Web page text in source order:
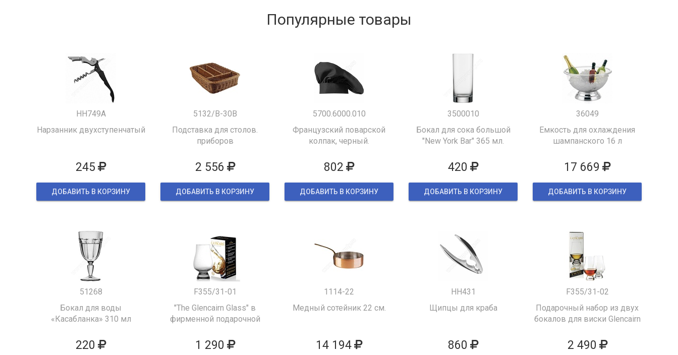
Популярные товары
HH749A
Нарзанник двухступенчатый
245
ДОБАВИТЬ В КОРЗИНУ
5132/B-30B
Подставка для столов.
приборов
2 556
ДОБАВИТЬ В КОРЗИНУ
5700.6000.010
Французский поварской
колпак, черный.
802
ДОБАВИТЬ В КОРЗИНУ
3500010
Бокал для сока большой
"New York Bar" 365 мл.
420
ДОБАВИТЬ В КОРЗИНУ
36049
Емкость для охлаждения
шампанского 16 л
17 669
ДОБАВИТЬ В КОРЗИНУ
51268
Бокал для воды
«Касабланка» 310 мл
220
F355/31-01
"The Glencairn Glass" в
фирменной подарочной
1 290
1114-22
Медный сотейник 22 см.
14 194
HH431
Щипцы для краба
860
F355/31-02
Подарочный набор из двух
бокалов для виски Glencairn
2 490